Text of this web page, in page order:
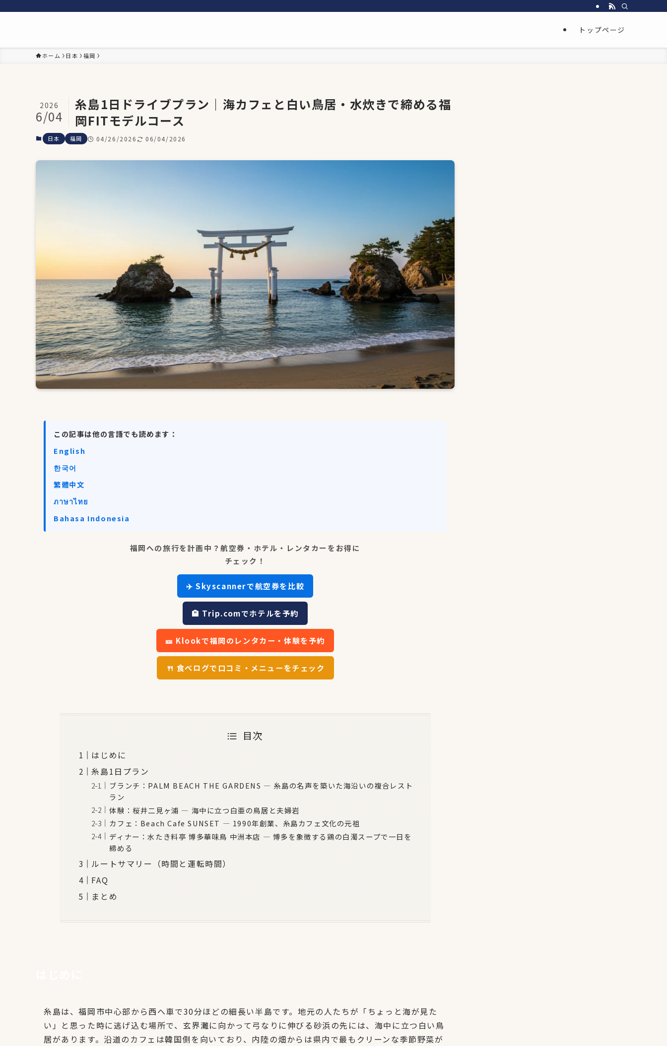
トップページ
ホーム 日本 福岡
糸島1日ドライブプラン｜海カフェと白い鳥居・水炊きで締める福
岡FITモデルコース
2026
6/04
日本 福岡 04/26/2026 06/04/2026
この記事は他の言語でも読めます：
English
한국어
繁體中文
ภาษาไทย
Bahasa Indonesia
福岡への旅行を計画中？航空券・ホテル・レンタカーをお得に
チェック！
✈️ Skyscannerで航空券を比較
🏨 Trip.comでホテルを予約
🎫 Klookで福岡のレンタカー・体験を予約
🍴 食べログで口コミ・メニューをチェック
目次
はじめに
糸島1日プラン
ブランチ：PALM BEACH THE GARDENS — 糸島の名声を築いた海沿いの複合レスト
ラン
体験：桜井二見ヶ浦 — 海中に立つ白亜の鳥居と夫婦岩
カフェ：Beach Cafe SUNSET — 1990年創業、糸島カフェ文化の元祖
ディナー：水たき料亭 博多華味鳥 中洲本店 — 博多を象徴する鶏の白濁スープで一日を
締める
ルートサマリー（時間と運転時間）
FAQ
まとめ
糸島は、福岡市中心部から西へ車で30分ほどの細長い半島です。地元の人たちが「ちょっと海が見た
い」と思った時に逃げ込む場所で、玄界灘に向かって弓なりに伸びる砂浜の先には、海中に立つ白い鳥
居があります。沿道のカフェは韓国側を向いており、内陸の畑からは県内で最もクリーンな季節野菜が